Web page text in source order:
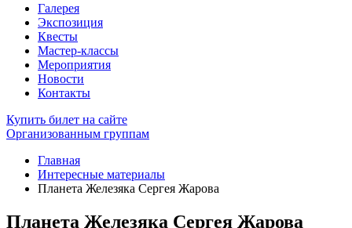
Галерея
Экспозиция
Квесты
Мастер-классы
Мероприятия
Новости
Контакты
Купить билет на сайте
Организованным группам
Главная
Интересные материалы
Планета Железяка Сергея Жарова
Планета Железяка Сергея Жарова